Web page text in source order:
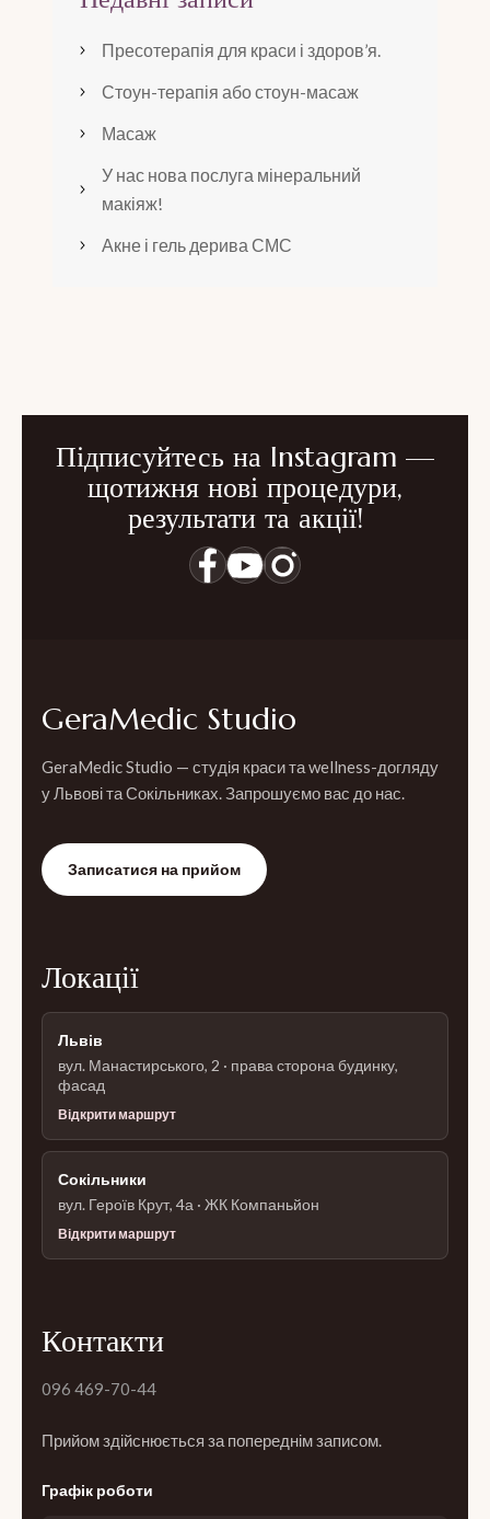
Пресотерапія для краси і здоров’я.
Стоун-терапія або стоун-масаж
Масаж
У нас нова послуга мінеральний
макіяж!
Акне і гель дерива СМС
Підписуйтесь на Instagram —
щотижня нові процедури,
результати та акції!
GeraMedic Studio
GeraMedic Studio — студія краси та wellness-догляду
у Львові та Сокільниках. Запрошуємо вас до нас.
Записатися на прийом
Локації
Львів
вул. Манастирського, 2 · права сторона будинку,
фасад
Відкрити маршрут
Сокільники
вул. Героїв Крут, 4а · ЖК Компаньйон
Відкрити маршрут
Контакти
096 469-70-44
Прийом здійснюється за попереднім записом.
Графік роботи